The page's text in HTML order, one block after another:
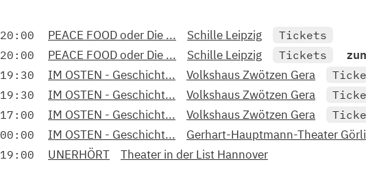
20:00 PEACE FOOD oder Die ... Schille Leipzig
Tickets
20:00 PEACE FOOD oder Die ... Schille Leipzig Tickets
19:30 IM OSTEN - Geschicht... Volkshaus Zwötzen Gera
19:30 IM OSTEN - Geschicht... Volkshaus Zwötzen Gera
17:00 IM OSTEN - Geschicht... Volkshaus Zwötzen Gera
00:00 IM OSTEN - Geschicht... Gerhart-Hauptmann-Theater
19:00 UNERHÖRT Theater in der List Hannover